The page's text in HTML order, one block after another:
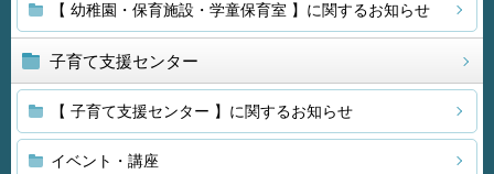
【 幼稚園・保育施設・学童保育室 】に関するお知らせ
子育て支援センター
【 子育て支援センター 】に関するお知らせ
イベント・講座